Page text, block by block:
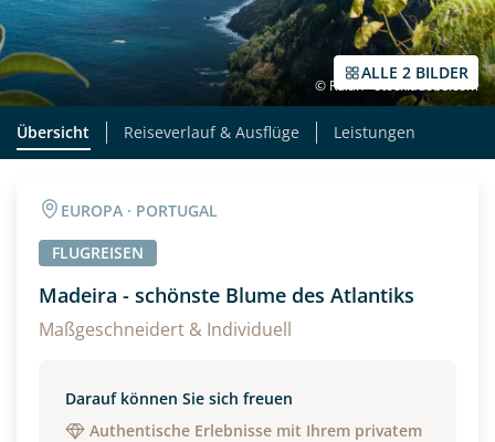
ALLE 2 BILDER
© Rulan - stock.adobe.com
Übersicht Reiseverlauf & Ausflüge Leistungen
EUROPA · PORTUGAL
FLUGREISEN
Madeira - schönste Blume des Atlantiks
Maßgeschneidert & Individuell
Darauf können Sie sich freuen
Authentische Erlebnisse mit Ihrem privatem
E-Mail* Telefon
Alter
Unterkunft